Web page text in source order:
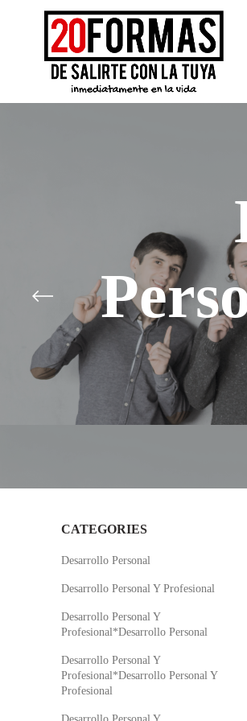
CATEGORIES
Desarrollo Personal
Desarrollo Personal Y Profesional
Desarrollo Personal Y
Profesional*Desarrollo Personal
Desarrollo Personal Y
Profesional*Desarrollo Personal Y
Profesional